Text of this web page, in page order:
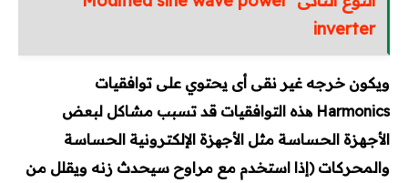
inverter
ويكون خرجه غير نقى أى يحتوي على توافقيات
Harmonics ھذه التوافقيات قد تسبب مشاكل لبعض
الأجهزة الحساسة مثل الأجھزة الإلكترونية الحساسة
والمحركات (إذا استخدم مع مراوح سيحدث زنه ويقلل من